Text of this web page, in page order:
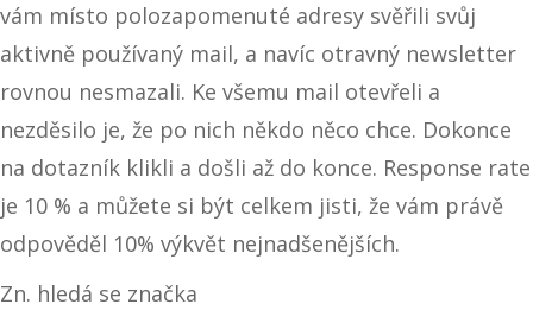
vám místo polozapomenuté adresy svěřili svůj
aktivně používaný mail, a navíc otravný newsletter
rovnou nesmazali. Ke všemu mail otevřeli a
nezděsilo je, že po nich někdo něco chce. Dokonce
na dotazník klikli a došli až do konce. Response rate
je 10 % a můžete si být celkem jisti, že vám právě
odpověděl 10% výkvět nejnadšenějších.
Zn. hledá se značka